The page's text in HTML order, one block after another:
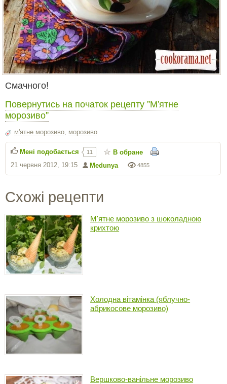
Смачного!
Повернутись на початок рецепту "М'ятне
морозиво"
м'ятне морозиво, морозиво
4855
Medunya
21 червня 2012, 19:15
Мені подобається 11 В обране
Схожі рецепти
М'ятне морозиво з шоколадною
крихтою
Холодна вітамінка (яблучно-
абрикосове морозиво)
Вершково-ванільне морозиво